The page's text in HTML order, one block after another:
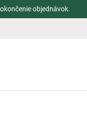
objednávok.